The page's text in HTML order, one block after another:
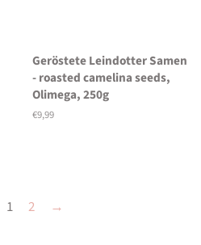
Geröstete Leindotter Samen
- roasted camelina seeds,
Olimega, 250g
Normaler
€9,99
1 2 →